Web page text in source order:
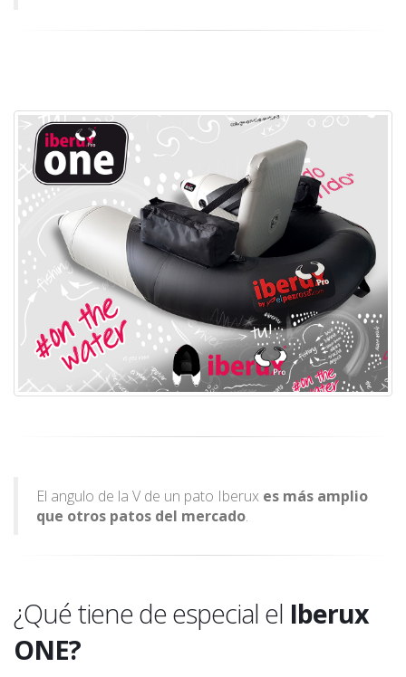
El angulo de la V de un pato Iberux es más amplio
que otros patos del mercado.
¿Qué tiene de especial el Iberux
ONE?